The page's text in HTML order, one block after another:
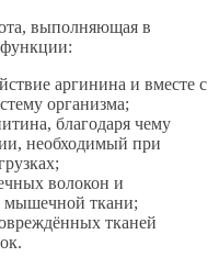
выполняющая в
аргинина и вместе с
организма;
благодаря чему
необходимый при
волокон и
ткани;
тканей